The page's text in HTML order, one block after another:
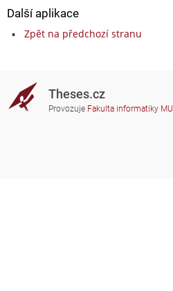
Další aplikace
Zpět na předchozí stranu
Theses.cz
Provozuje Fakulta informatiky MU